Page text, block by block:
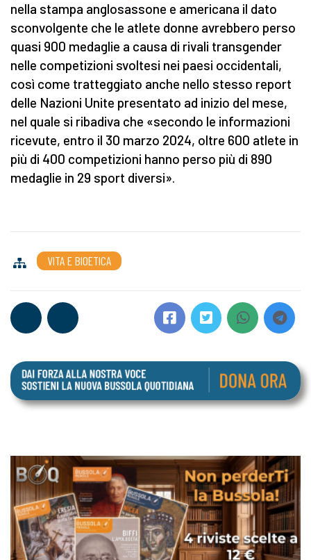
nella stampa anglosassone e americana il dato
sconvolgente che le atlete donne avrebbero perso
quasi 900 medaglie a causa di rivali transgender
nelle competizioni svoltesi nei paesi occidentali,
così come tratteggiato anche nello stesso report
delle Nazioni Unite presentato ad inizio del mese,
nel quale si ribadiva che «secondo le informazioni
ricevute, entro il 30 marzo 2024, oltre 600 atlete in
più di 400 competizioni hanno perso più di 890
medaglie in 29 sport diversi».
VITA E BIOETICA